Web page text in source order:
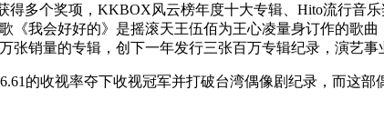
多个奖项，KKBOX风云榜年度十大专辑、Hito流行音乐
我会好好的》是摇滚天王伍佰为王心凌量身订作的歌
销量的专辑，创下一年发行三张百万专辑纪录，演艺事
的收视率夺下收视冠军并打破台湾偶像剧纪录，而这部